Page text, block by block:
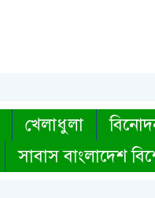
খেলাধুলা
সাবাস বাংলাদেশ